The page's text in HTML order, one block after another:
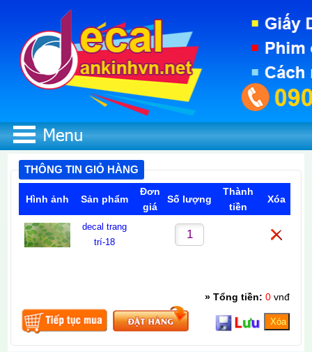
THÔNG TIN GIỎ HÀNG
Hình ảnh Sản phẩm
Đơn
giá
Số lượng
Thành
tiền
Xóa
decal trang
trí-18
» Tổng tiền: 0vnđ